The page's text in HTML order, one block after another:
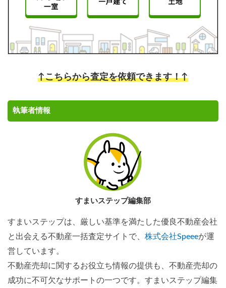
↑こちらから査定を依頼できます！↑
執筆者情報
すまいステップ編集部
すまいステップは、厳しい基準を満たした優良不動産会社
と出会える不動産一括査定サイトで、 株式会社Speeeが運
営しています。
不動産売却に関するお役立ち情報の提供も、不動産売却の
成功に不可欠なサポートの一つです。すまいステップ編集